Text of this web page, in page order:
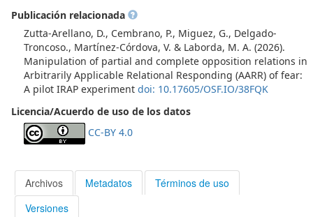
Publicación relacionada
Zutta-Arellano, D., Cembrano, P., Miguez, G., Delgado-
Troncoso., Martínez-Córdova, V. & Laborda, M. A. (2026).
Manipulation of partial and complete opposition relations in
Arbitrarily Applicable Relational Responding (AARR) of fear:
A pilot IRAP experiment doi: 10.17605/OSF.IO/38FQK
Licencia/Acuerdo de uso de los datos
CC-BY 4.0
Archivos Metadatos
Términos de uso
Versiones